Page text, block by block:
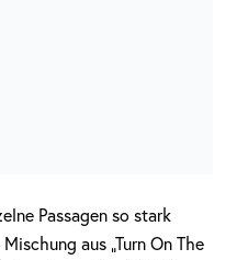
Passagen so stark
aus „Turn On The